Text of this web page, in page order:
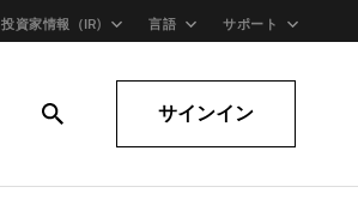
投資家情報（IR) 言語 サポート
サインイン